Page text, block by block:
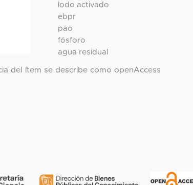
lodo activado
ebpr
pao
fósforo
agua residual
del ítem se describe como openAccess